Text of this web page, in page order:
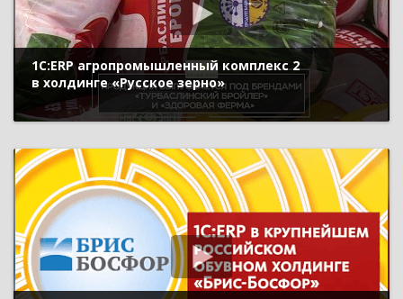
1С:ERP агропромышленный комплекс 2
в холдинге «Русское зерно»